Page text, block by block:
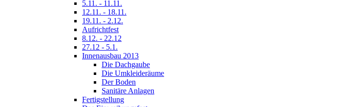
5.11. - 11.11.
12.11. - 18.11.
19.11. - 2.12.
Aufrichtfest
8.12. - 22.12
27.12 - 5.1.
Innenausbau 2013
Die Dachgaube
Die Umkleideräume
Der Boden
Sanitäre Anlagen
Fertigstellung